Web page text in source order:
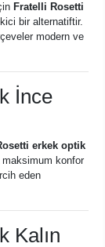
Fratelli Rosetti
bir alternatiftir.
modern ve
İnce
erkek optik
maksimum konfor
eden
Kalın